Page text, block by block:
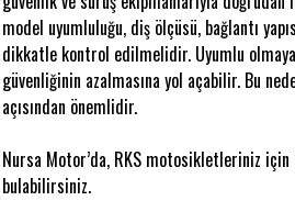
model uyumluluğu, diş ölçüsü, bağlantı
dikkatle kontrol edilmelidir. Uyumlu
güvenliğinin azalmasına yol açabilir. Bu
açısından önemlidir.
Nursa Motor’da, RKS motosikletleriniz
bulabilirsiniz.